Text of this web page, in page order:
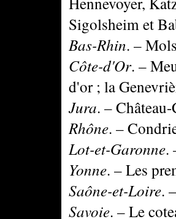
Sigolsheim et
Bas-Rhin. –
Côte-d'Or. –
d'or ; la
Jura. –
Rhône. –
Lot-et-Garonne.
Yonne. – Les
Saône-et-Loire.
Savoie. – Le